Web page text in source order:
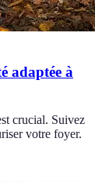
adaptée à
crucial. Suivez
votre foyer.